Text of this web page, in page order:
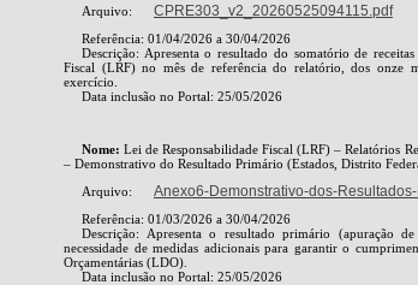
Arquivo:
CPRE303_v2_20260525094115.pdf
Referência: 01/04/2026 a 30/04/2026
Descrição: Apresenta o resultado do somatório de
Fiscal (LRF) no mês de referência do relatório, dos onze
exercício.
Data inclusão no Portal: 25/05/2026
Nome: Lei de Responsabilidade Fiscal (LRF) – Relatórios
– Demonstrativo do Resultado Primário (Estados, Distrito
Arquivo:
Anexo6-Demonstrativo-dos-
Referência: 01/03/2026 a 30/04/2026
Descrição: Apresenta o resultado primário (apuração
necessidade de medidas adicionais para garantir o
Orçamentárias (LDO).
Data inclusão no Portal: 25/05/2026